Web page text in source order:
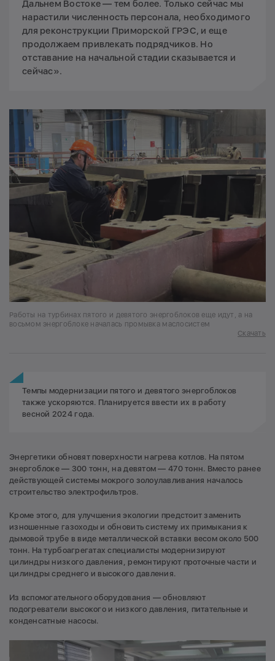
Дальнем Востоке — тем более. Только сейчас мы
нарастили численность персонала, необходимого
для реконструкции Приморской ГРЭС, и еще
продолжаем привлекать подрядчиков. Но
отставание на начальной стадии сказывается и
сейчас».
Работы на турбинах пятого и девятого энергоблоков еще идут, а на
восьмом энергоблоке началась промывка маслосистем
Скачать
Темпы модернизации пятого и девятого энергоблоков
также ускоряются. Планируется ввести их в работу
весной 2024 года.
Энергетики обновят поверхности нагрева котлов. На пятом
энергоблоке — 300 тонн, на девятом — 470 тонн. Вместо ранее
действующей системы мокрого золоулавливания началось
строительство электрофильтров.
Кроме этого, для улучшения экологии предстоит заменить
изношенные газоходы и обновить систему их примыкания к
дымовой трубе в виде металлической вставки весом около 500
тонн. На турбоагрегатах специалисты модернизируют
цилиндры низкого давления, ремонтируют проточные части и
цилиндры среднего и высокого давления.
Из вспомогательного оборудования — обновляют
подогреватели высокого и низкого давления, питательные и
конденсатные насосы.